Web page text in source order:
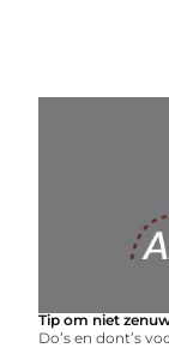
Tip om niet
Do’s en dont’s